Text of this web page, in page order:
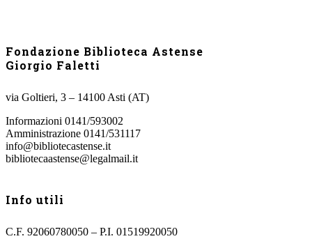
Fondazione Biblioteca Astense
Giorgio Faletti
via Goltieri, 3 – 14100 Asti (AT)
Informazioni 0141/593002
Amministrazione 0141/531117
info@bibliotecastense.it
bibliotecaastense@legalmail.it
Info utili
C.F. 92060780050 – P.I. 01519920050